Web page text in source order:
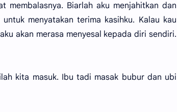
membalasnya. Biarlah aku menjahitkan dan
menyatakan terima kasihku. Kalau kau
akan merasa menyesal kepada diri sendiri.
kita masuk. Ibu tadi masak bubur dan ubi